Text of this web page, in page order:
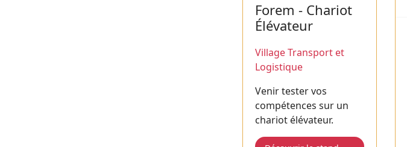
Forem - Chariot
Élévateur
Village Transport et
Logistique
Venir tester vos
compétences sur un
chariot élévateur.